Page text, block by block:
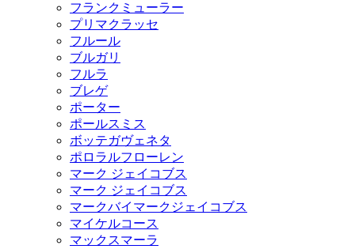
フランクミューラー
プリマクラッセ
フルール
ブルガリ
フルラ
ブレゲ
ポーター
ポールスミス
ボッテガヴェネタ
ポロラルフローレン
マーク ジェイコブス
マーク ジェイコブス
マークバイマークジェイコブス
マイケルコース
マックスマーラ